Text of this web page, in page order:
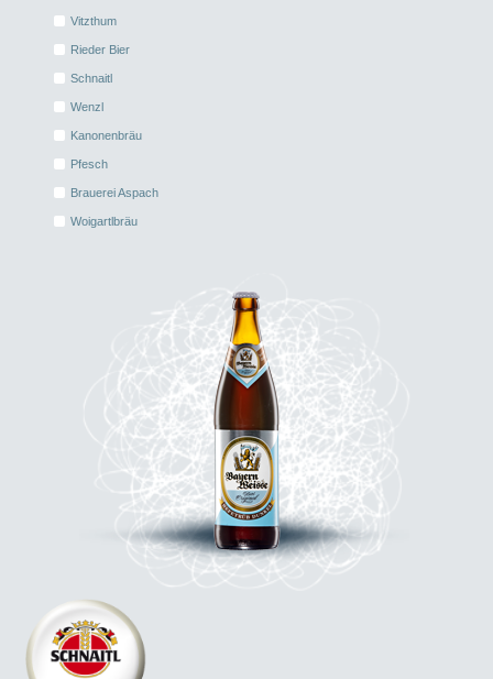
Vitzthum
Rieder Bier
Schnaitl
Wenzl
Kanonenbräu
Pfesch
Brauerei Aspach
Woigartlbräu